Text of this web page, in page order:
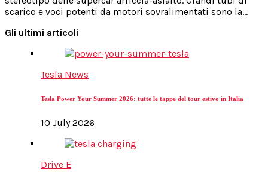
scarico e voci potenti da motori sovralimentati sono la…
Gli ultimi articoli
Tesla News
Tesla Power Your Summer 2026: tutte le tappe del tour estivo in Italia
10 July 2026
Drive E